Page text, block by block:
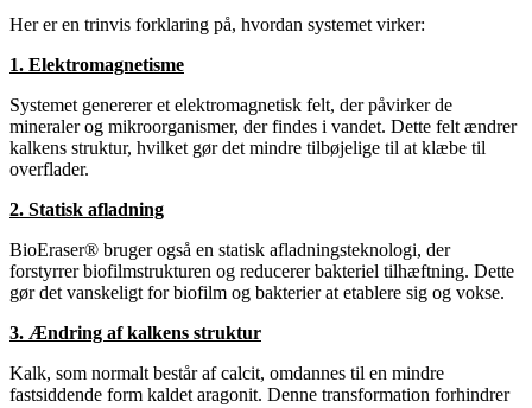
Her er en trinvis forklaring på, hvordan systemet virker:
1. Elektromagnetisme
Systemet genererer et elektromagnetisk felt, der påvirker de
mineraler og mikroorganismer, der findes i vandet. Dette felt ændrer
kalkens struktur, hvilket gør det mindre tilbøjelige til at klæbe til
overflader.
2. Statisk afladning
BioEraser® bruger også en statisk afladningsteknologi, der
forstyrrer biofilmstrukturen og reducerer bakteriel tilhæftning. Dette
gør det vanskeligt for biofilm og bakterier at etablere sig og vokse.
3. Ændring af kalkens struktur
Kalk, som normalt består af calcit, omdannes til en mindre
fastsiddende form kaldet aragonit. Denne transformation forhindrer